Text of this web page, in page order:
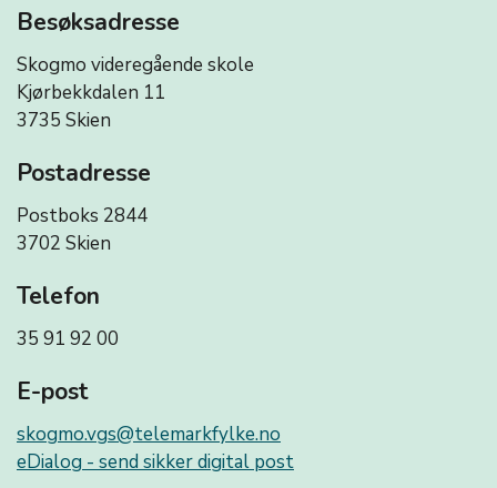
Besøksadresse
Skogmo videregående skole
Kjørbekkdalen 11
3735 Skien
Postadresse
Postboks 2844
3702 Skien
Telefon
35 91 92 00
E-post
skogmo.vgs@telemarkfylke.no
eDialog - send sikker digital post